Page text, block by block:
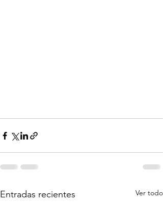
Entradas recientes Ver todo